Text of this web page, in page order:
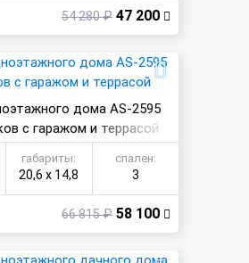
54 280 ₽ 47 200
дома AS-2595
с гаражом и террасой
габариты:
20,6 х 14,8
спален:
3
66 815 ₽ 58 100